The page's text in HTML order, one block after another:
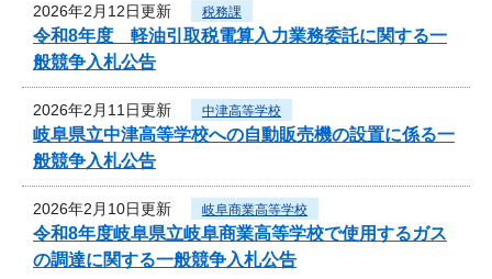
2026年2月12日更新 税務課
令和8年度 軽油引取税電算入力業務委託に関する一
般競争入札公告
2026年2月11日更新 中津高等学校
岐阜県立中津高等学校への自動販売機の設置に係る一
般競争入札公告
2026年2月10日更新 岐阜商業高等学校
令和8年度岐阜県立岐阜商業高等学校で使用するガス
の調達に関する一般競争入札公告